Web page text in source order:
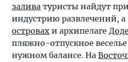
залива туристы найдут
индустрию развлечений, а
островах и архипелаге
пляжно-отпускное
нужном балансе. На